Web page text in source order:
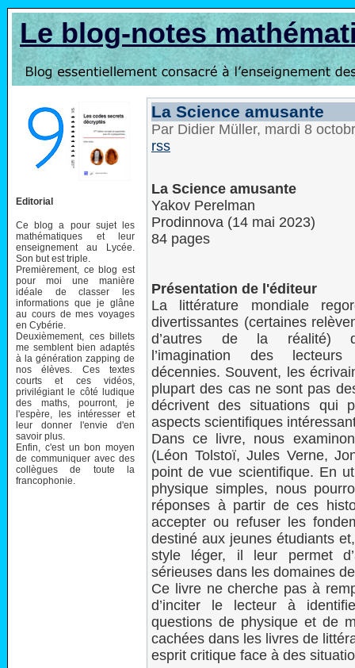
Le blog-notes
Editorial
Ce blog a pour sujet les
mathématiques et leur
enseignement au Lycée.
Son but est triple.
Premièrement, ce blog est
pour moi une manière
idéale de classer les
informations que je glâne
au cours de mes voyages
en Cybérie.
Deuxièmement, ces billets
me semblent bien adaptés
à la génération zapping de
nos élèves. Ces textes
courts et ces vidéos,
privilégiant le côté ludique
des maths, pourront, je
l'espère, les intéresser et
leur donner l'envie d'en
savoir plus.
Enfin, c'est un bon moyen
de communiquer avec des
collègues de toute la
francophonie.
La Science amusante
Par Didier Müller, mardi 8
rss
La Science amusante
Yakov Perelman
Prodinnova (14 mai 2023)
84 pages
Présentation de l'éditeur
La littérature mondiale
divertissantes (certaines
d’autres de la réalité)
l’imagination des
décennies. Souvent, les
plupart des cas ne sont pas
décrivent des situations qui
aspects scientifiques
Dans ce livre, nous
(Léon Tolstoï, Jules Verne,
point de vue scientifique. En
physique simples, nous
réponses à partir de ces
accepter ou refuser les
destiné aux jeunes étudiants
style léger, il leur permet
sérieuses dans les domaines
Ce livre ne cherche pas à
d’inciter le lecteur à
questions de physique et de
cachées dans les livres de
esprit critique face à des